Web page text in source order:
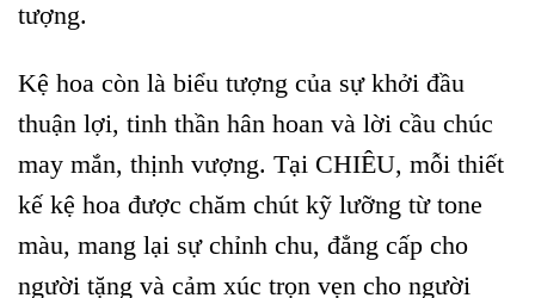
tượng.
Kệ hoa còn là biểu tượng của sự khởi đầu
thuận lợi, tinh thần hân hoan và lời cầu chúc
may mắn, thịnh vượng. Tại CHIÊU, mỗi thiết
kế kệ hoa được chăm chút kỹ lưỡng từ tone
màu, mang lại sự chỉnh chu, đẳng cấp cho
người tặng và cảm xúc trọn vẹn cho người